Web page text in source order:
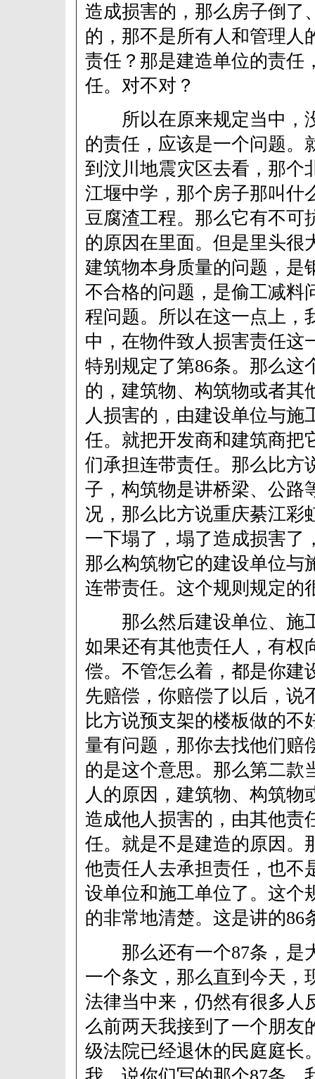
造成损害的，那么房子倒了
的，那不是所有人和管理人
责任？那是建造单位的责任
任。对不对？
所以在原来规定当中，
的责任，应该是一个问题。
到汶川地震灾区去看，那个
江堰中学，那个房子那叫什
豆腐渣工程。那么它有不可
的原因在里面。但是里头很
建筑物本身质量的问题，是
不合格的问题，是偷工减料
程问题。所以在这一点上，
中，在物件致人损害责任这
特别规定了第86条。那么这
的，建筑物、构筑物或者其
人损害的，由建设单位与施
任。就把开发商和建筑商把
们承担连带责任。那么比方
子，构筑物是讲桥梁、公路
况，那么比方说重庆綦江彩
一下塌了，塌了造成损害了
那么构筑物它的建设单位与
连带责任。这个规则规定的
那么然后建设单位、施
如果还有其他责任人，有权
偿。不管怎么着，都是你建
先赔偿，你赔偿了以后，说
比方说预支架的楼板做的不
量有问题，那你去找他们赔
的是这个意思。那么第二款
人的原因，建筑物、构筑物
造成他人损害的，由其他责
任。就是不是建造的原因。
他责任人去承担责任，也不
设单位和施工单位了。这个
的非常地清楚。这是讲的86
那么还有一个87条，是
一个条文，那么直到今天，
法律当中来，仍然有很多人
么前两天我接到了一个朋友
级法院已经退休的民庭庭长